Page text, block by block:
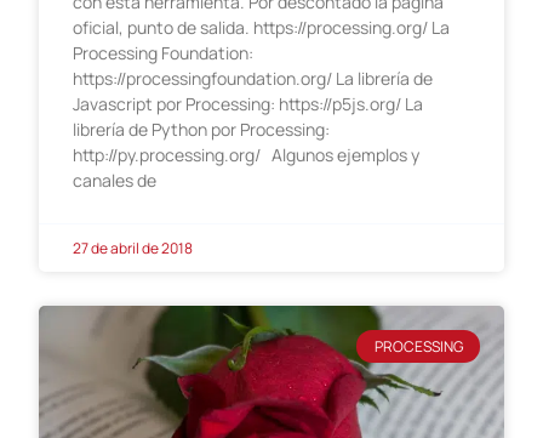
oficial, punto de salida. https://processing.org/ La
Processing Foundation:
https://processingfoundation.org/ La librería de
Javascript por Processing: https://p5js.org/ La
librería de Python por Processing:
http://py.processing.org/ Algunos ejemplos y
canales de
27 de abril de 2018
PROCESSING